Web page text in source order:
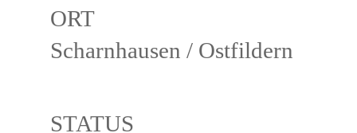
ORT
Scharnhausen / Ostfildern
STATUS